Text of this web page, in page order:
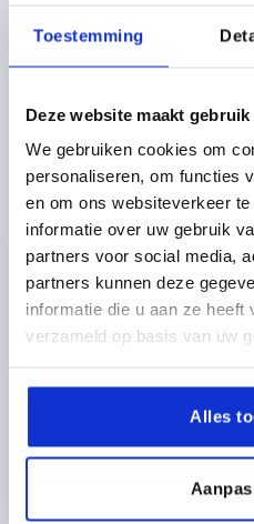
Toestemming
Deze website maakt
We gebruiken cookies om
personaliseren, om functies
en om ons websiteverkeer
informatie over uw gebruik
partners voor social media,
partners kunnen deze
informatie die u aan ze
verzameld op basis van uw
Alles
K1060
BEUGELGREEP, VORM:A
A=140, L=170, D=M08,
RAL7021, BEST:RVS
MATERIAAL
MONTAGEGAT=M8
H=45
H1=30 S=28
K1060.1140082